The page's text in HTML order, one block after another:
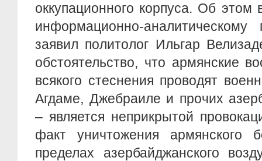
оккупационного корпуса. Об
информационно-
заявил политолог Ильгар
обстоятельство, что армянские
всякого стеснения проводят
Агдаме, Джебраиле и прочих
– является неприкрытой
факт уничтожения армянского
пределах азербайджанского